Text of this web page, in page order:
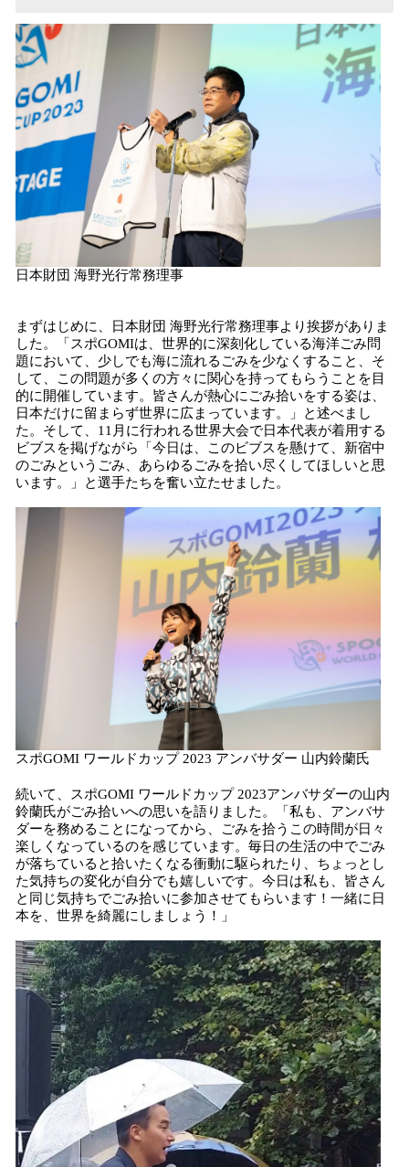
日本財団 海野光行常務理事
まずはじめに、日本財団 海野光行常務理事より挨拶がありま
した。「スポGOMIは、世界的に深刻化している海洋ごみ問
題において、少しでも海に流れるごみを少なくすること、そ
して、この問題が多くの方々に関心を持ってもらうことを目
的に開催しています。皆さんが熱心にごみ拾いをする姿は、
日本だけに留まらず世界に広まっています。」と述べまし
た。そして、11月に行われる世界大会で日本代表が着用する
ビブスを掲げながら「今日は、このビブスを懸けて、新宿中
のごみというごみ、あらゆるごみを拾い尽くしてほしいと思
います。」と選手たちを奮い立たせました。
スポGOMI ワールドカップ 2023 アンバサダー 山内鈴蘭氏
続いて、スポGOMI ワールドカップ 2023アンバサダーの山内
鈴蘭氏がごみ拾いへの思いを語りました。「私も、アンバサ
ダーを務めることになってから、ごみを拾うこの時間が日々
楽しくなっているのを感じています。毎日の生活の中でごみ
が落ちていると拾いたくなる衝動に駆られたり、ちょっとし
た気持ちの変化が自分でも嬉しいです。今日は私も、皆さん
と同じ気持ちでごみ拾いに参加させてもらいます！一緒に日
本を、世界を綺麗にしましょう！」